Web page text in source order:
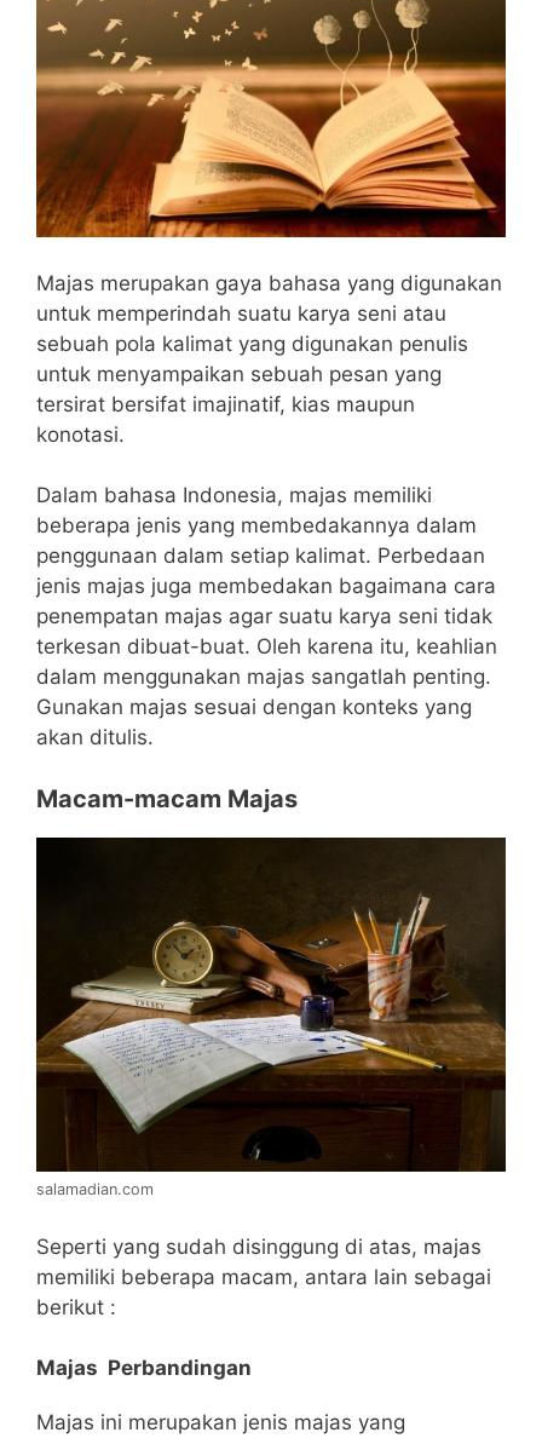
Majas merupakan gaya bahasa yang digunakan
untuk memperindah suatu karya seni atau
sebuah pola kalimat yang digunakan penulis
untuk menyampaikan sebuah pesan yang
tersirat bersifat imajinatif, kias maupun
konotasi.
Dalam bahasa Indonesia, majas memiliki
beberapa jenis yang membedakannya dalam
penggunaan dalam setiap kalimat. Perbedaan
jenis majas juga membedakan bagaimana cara
penempatan majas agar suatu karya seni tidak
terkesan dibuat-buat. Oleh karena itu, keahlian
dalam menggunakan majas sangatlah penting.
Gunakan majas sesuai dengan konteks yang
akan ditulis.
Macam-macam Majas
salamadian.com
Seperti yang sudah disinggung di atas, majas
memiliki beberapa macam, antara lain sebagai
berikut :
Majas Perbandingan
Majas ini merupakan jenis majas yang